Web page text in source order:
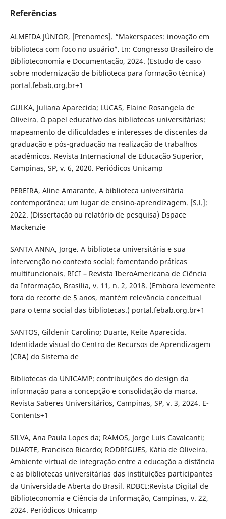
Referências
ALMEIDA JÚNIOR, [Prenomes]. “Makerspaces: inovação em
biblioteca com foco no usuário”. In: Congresso Brasileiro de
Biblioteconomia e Documentação, 2024. (Estudo de caso
sobre modernização de biblioteca para formação técnica)
portal.febab.org.br+1
GULKA, Juliana Aparecida; LUCAS, Elaine Rosangela de
Oliveira. O papel educativo das bibliotecas universitárias:
mapeamento de dificuldades e interesses de discentes da
graduação e pós-graduação na realização de trabalhos
acadêmicos. Revista Internacional de Educação Superior,
Campinas, SP, v. 6, 2020. Periódicos Unicamp
PEREIRA, Aline Amarante. A biblioteca universitária
contemporânea: um lugar de ensino-aprendizagem. [S.l.]:
2022. (Dissertação ou relatório de pesquisa) Dspace
Mackenzie
SANTA ANNA, Jorge. A biblioteca universitária e sua
intervenção no contexto social: fomentando práticas
multifuncionais. RICI – Revista IberoAmericana de Ciência
da Informação, Brasília, v. 11, n. 2, 2018. (Embora levemente
fora do recorte de 5 anos, mantém relevância conceitual
para o tema social das bibliotecas.) portal.febab.org.br+1
SANTOS, Gildenir Carolino; Duarte, Keite Aparecida.
Identidade visual do Centro de Recursos de Aprendizagem
(CRA) do Sistema de
Bibliotecas da UNICAMP: contribuições do design da
informação para a concepção e consolidação da marca.
Revista Saberes Universitários, Campinas, SP, v. 3, 2024. E-
Contents+1
SILVA, Ana Paula Lopes da; RAMOS, Jorge Luis Cavalcanti;
DUARTE, Francisco Ricardo; RODRIGUES, Kátia de Oliveira.
Ambiente virtual de integração entre a educação a distância
e as bibliotecas universitárias das instituições participantes
da Universidade Aberta do Brasil. RDBCI:Revista Digital de
Biblioteconomia e Ciência da Informação, Campinas, v. 22,
2024. Periódicos Unicamp